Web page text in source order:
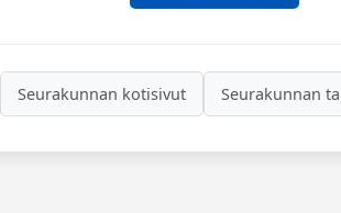
Seurakunnan kotisivut Seurakunnan